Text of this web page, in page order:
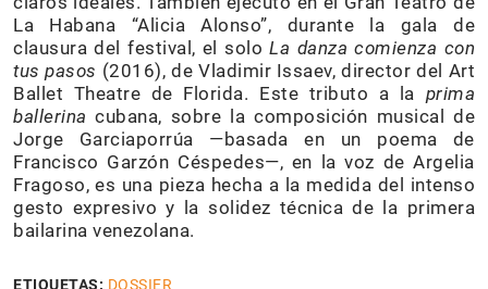
La Habana “Alicia Alonso”, durante la gala de
clausura del festival, el soloLa danza comienza con
tus pasos (2016), de Vladimir Issaev, director del Art
Ballet Theatre de Florida. Este tributo a la prima
ballerina cubana, sobre la composición musical de
Jorge Garciaporrúa —basada en un poema de
Francisco Garzón Céspedes—, en la voz de Argelia
Fragoso, es una pieza hecha a la medida del intenso
gesto expresivo y la solidez técnica de la primera
bailarina venezolana.
ETIQUETAS: DOSSIER